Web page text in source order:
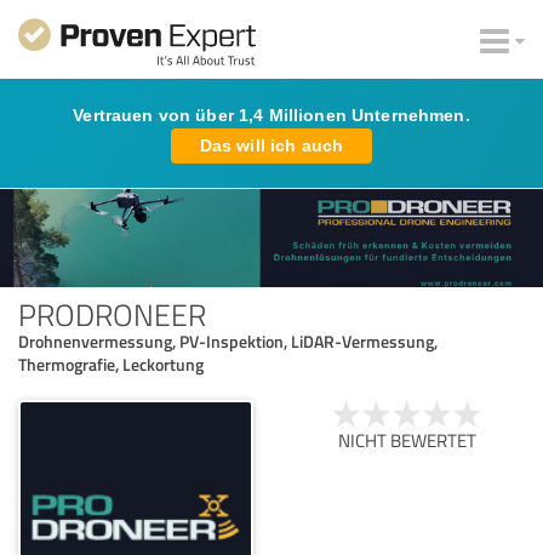
Vertrauen von über 1,4 Millionen Unternehmen.
Das will ich auch
PRODRONEER
Drohnenvermessung, PV-Inspektion, LiDAR-Vermessung,
Thermografie, Leckortung
NICHT BEWERTET